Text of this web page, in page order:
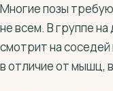
Многие позы
не всем. В группе
смотрит на соседей
в отличие от мышц,